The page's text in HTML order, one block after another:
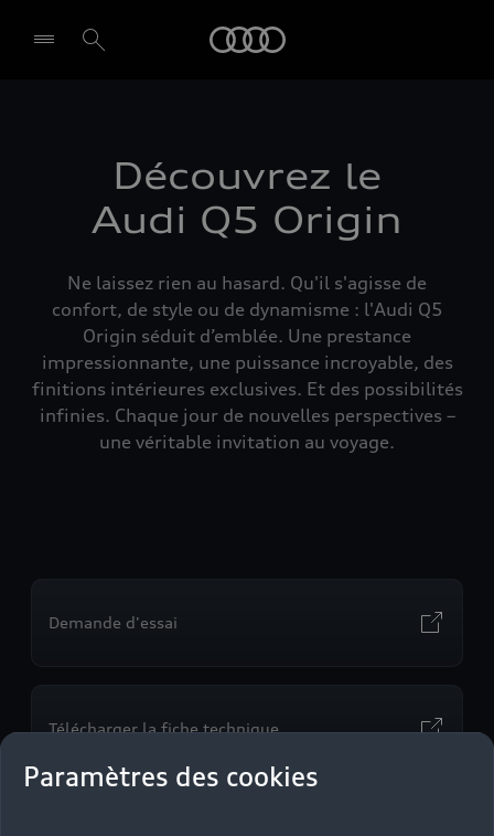
Découvrez le
Audi Q5 Origin
Ne laissez rien au hasard. Qu'il s'agisse de
confort, de style ou de dynamisme : l'Audi Q5
Origin séduit d’emblée. Une prestance
impressionnante, une puissance incroyable, des
finitions intérieures exclusives. Et des possibilités
infinies. Chaque jour de nouvelles perspectives –
une véritable invitation au voyage.
Demande d'essai
Télécharger la fiche technique
Paramètres des cookies